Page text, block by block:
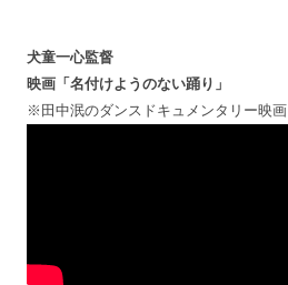
犬童一心監督
映画「名付けようのない踊り」
※田中泯のダンスドキュメンタリー映画